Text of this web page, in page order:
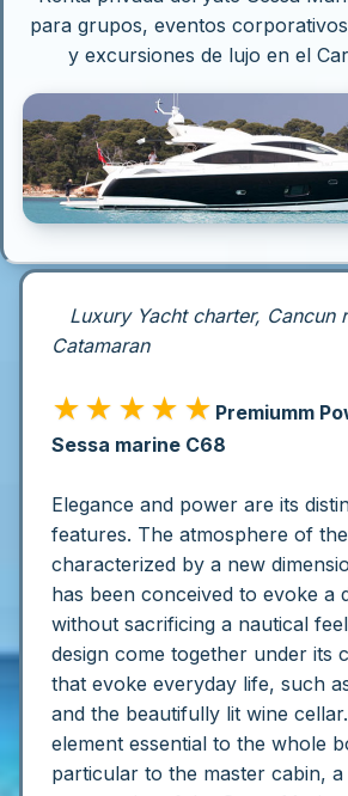
para grupos, eventos
y excursiones de lujo en el
Luxury Yacht charter, Cancun
Catamaran
★★★★★ Premiumm
Sessa marine C68
Elegance and power are its
features. The atmosphere of
characterized by a new
has been conceived to evoke a
without sacrificing a nautical
design come together under its
that evoke everyday life, such
and the beautifully lit wine
element essential to the whole
particular to the master cabin,